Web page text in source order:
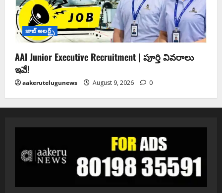
జాబ్ అలర్ట్స్
AAI Junior Executive Recruitment | పూర్తి వివరాలు
ఇవే!
aakerutelugunews August 9, 2026 0